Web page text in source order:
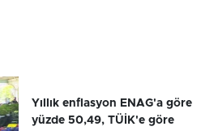
Yıllık enflasyon ENAG'a göre
yüzde 50,49, TÜİK'e göre